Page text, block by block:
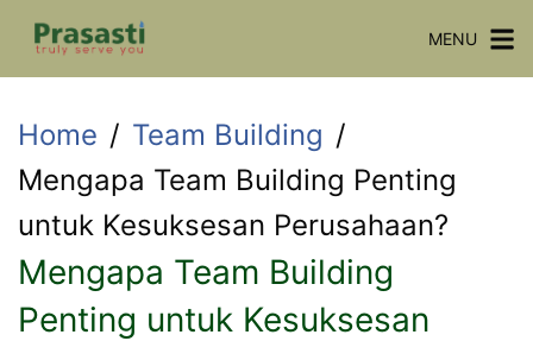
Skip
MENU
Home
Team Building
Mengapa Team Building Penting
untuk Kesuksesan Perusahaan?
Mengapa Team Building
Penting untuk Kesuksesan